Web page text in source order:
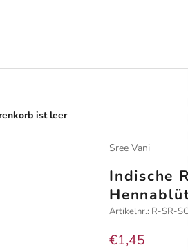
ist leer
Sree Vani
Indische
Artikelnr.: R-SR-SC
Angebot
€1,45